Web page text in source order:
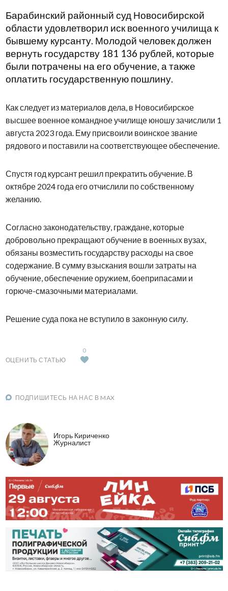
Барабинский районный суд Новосибирской
области удовлетворил иск военного училища к
бывшему курсанту. Молодой человек должен
вернуть государству 181 136 рублей, которые
были потрачены на его обучение, а также
оплатить государственную пошлину.
Как следует из материалов дела, в Новосибирское
высшее военное командное училище юношу зачислили 1
августа 2023 года. Ему присвоили воинское звание
рядового и поставили на соответствующее обеспечение.
Спустя год курсант решил прекратить обучение. В
октябре 2024 года его отчислили по собственному
желанию.
Согласно законодательству, граждане, которые
добровольно прекращают обучение в военных вузах,
обязаны возместить государству расходы на свое
содержание. В сумму взыскания вошли затраты на
обучение, обеспечение оружием, боеприпасами и
горюче-смазочными материалами.
Решение суда пока не вступило в законную силу.
ОЦЕНИТЬ СТАТЬЮ
0
ПОДПИШИТЕСЬ НА НАС В MAX
Игорь Кириченко
Журналист